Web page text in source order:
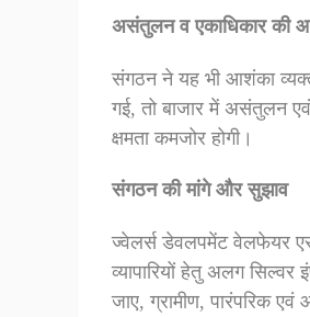
असंतुलन व एकाधिकार की
संगठन ने यह भी आशंका
गई, तो बाजार में असंतुलन एवं
क्षमता कमजोर होगी।
संगठन की मांगे और सुझाव
ज्वेलर्स डेवलपमेंट वेलफेयर
व्यापारियों हेतु अलग सिल्वर
जाए, ग्रामीण, पारंपरिक एवं